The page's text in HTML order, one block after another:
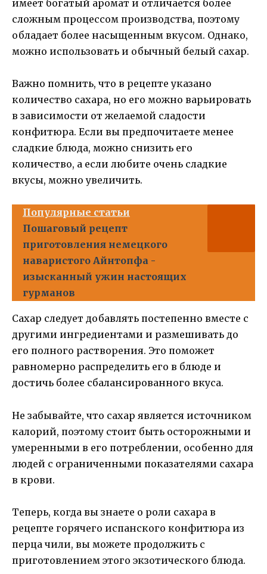
имеет богатый аромат и отличается более
сложным процессом производства, поэтому
обладает более насыщенным вкусом. Однако,
можно использовать и обычный белый сахар.
Важно помнить, что в рецепте указано
количество сахара, но его можно варьировать
в зависимости от желаемой сладости
конфитюра. Если вы предпочитаете менее
сладкие блюда, можно снизить его
количество, а если любите очень сладкие
вкусы, можно увеличить.
Популярные статьи
Пошаговый рецепт
приготовления немецкого
наваристого Айнтопфа -
изысканный ужин настоящих
гурманов
Сахар следует добавлять постепенно вместе с
другими ингредиентами и размешивать до
его полного растворения. Это поможет
равномерно распределить его в блюде и
достичь более сбалансированного вкуса.
Не забывайте, что сахар является источником
калорий, поэтому стоит быть осторожными и
умеренными в его потреблении, особенно для
людей с ограниченными показателями сахара
в крови.
Теперь, когда вы знаете о роли сахара в
рецепте горячего испанского конфитюра из
перца чили, вы можете продолжить с
приготовлением этого экзотического блюда.